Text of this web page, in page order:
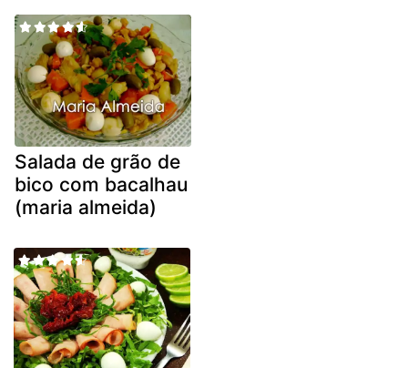
Salada de grão de
bico com bacalhau
(maria almeida)